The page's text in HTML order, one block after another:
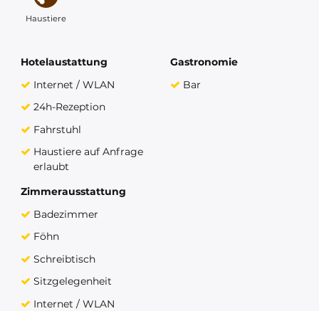
Haustiere
Hotelaustattung
Internet / WLAN
24h-Rezeption
Fahrstuhl
Haustiere auf Anfrage
erlaubt
Gastronomie
Bar
Zimmerausstattung
Badezimmer
Föhn
Schreibtisch
Sitzgelegenheit
Internet / WLAN